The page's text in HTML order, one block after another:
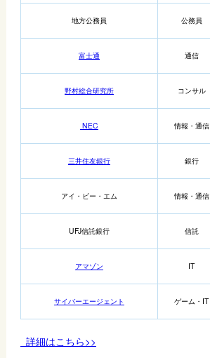
地方公務員 公務員
富士通 通信
野村総合研究所 コンサル
NEC 情報・通信
三井住友銀行 銀行
アイ・ビー・エム 情報・通信
UFJ信託銀行 信託
アマゾン IT
サイバーエージェント ゲーム・IT
詳細はこちら>>